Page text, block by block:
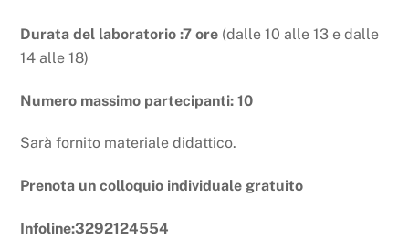
Durata del laboratorio :7 ore (dalle 10 alle 13 e dalle
14 alle 18)
Numero massimo partecipanti: 10
Sarà fornito materiale didattico.
Prenota un colloquio individuale gratuito
Infoline:3292124554